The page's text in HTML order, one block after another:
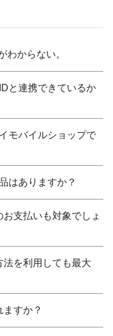
わからない。
と連携できているか
モバイルショップで
はありますか？
支払いも対象でしょ
を利用しても最大
すか？